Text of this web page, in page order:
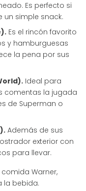
Es perfecto si
simple snack.
Es el rincón favorito
y hamburguesas
la pena por sus
Ideal para
comentas la jugada
de Superman o
Además de sus
exterior con
para llevar.
Warner,
la bebida.